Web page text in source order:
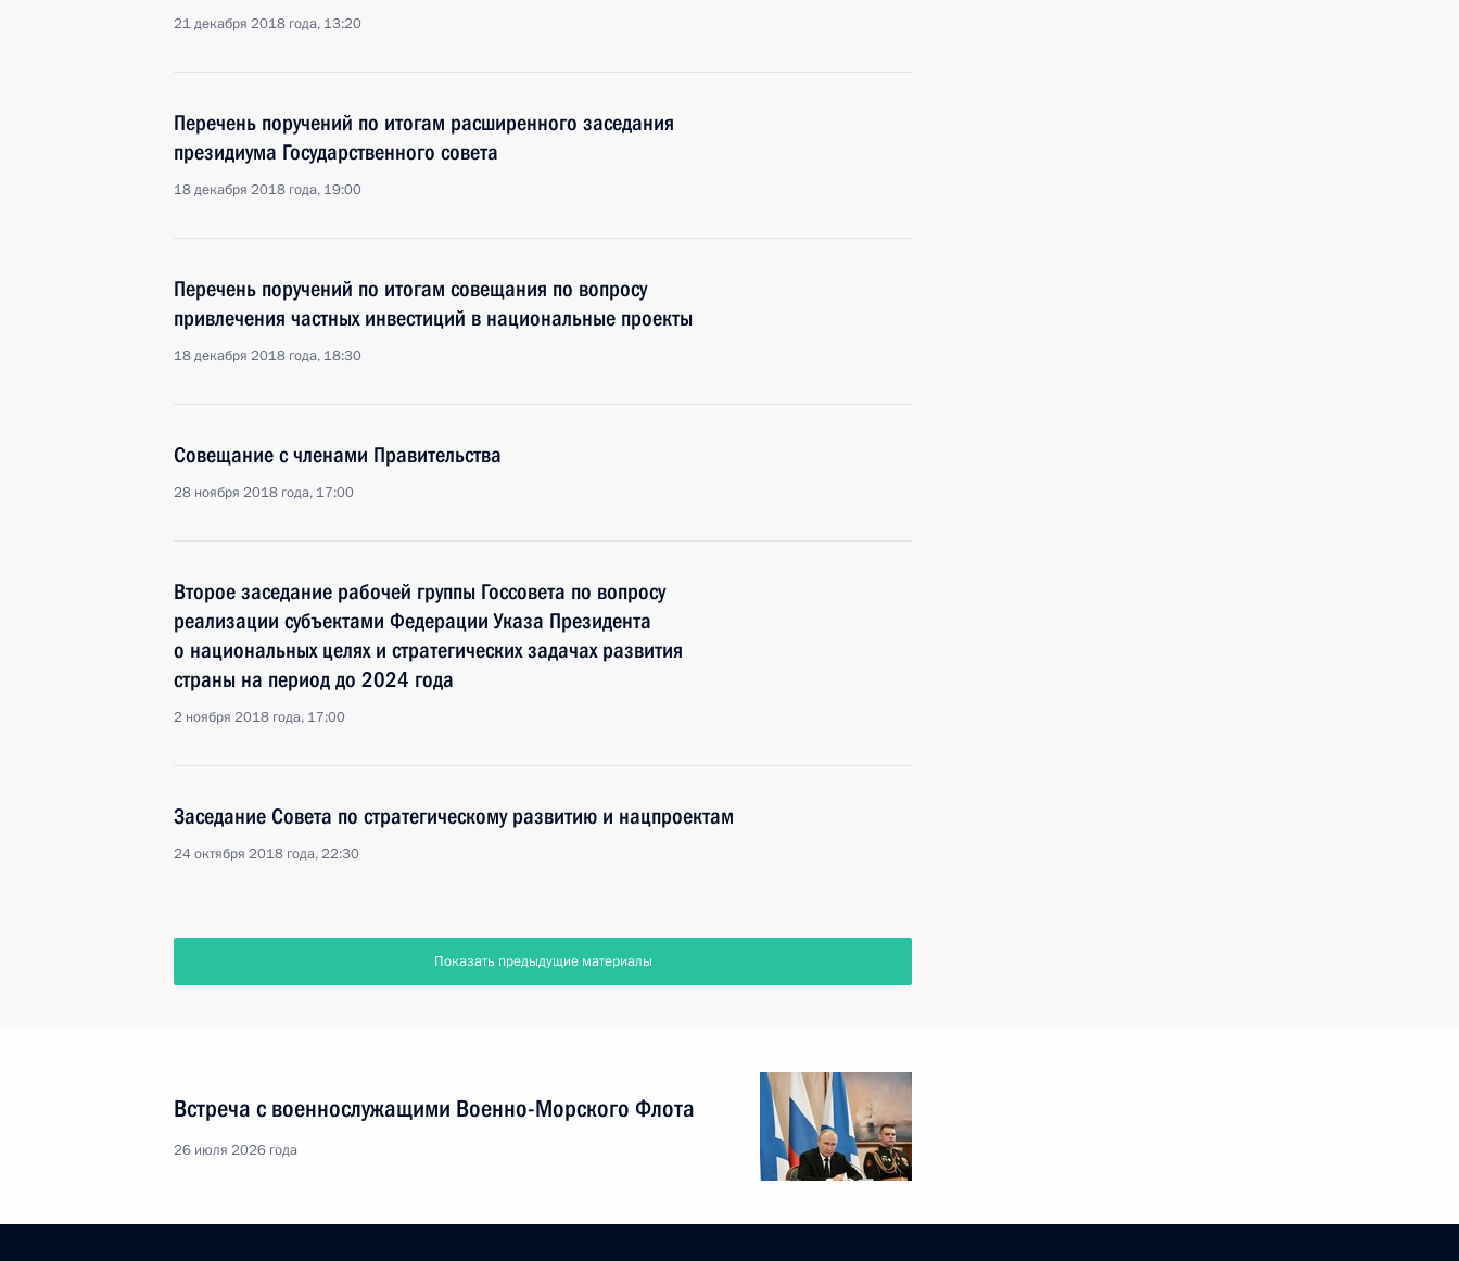
21 декабря 2018 года, 13:20
Перечень поручений по итогам расширенного заседания
президиума Государственного совета
18 декабря 2018 года, 19:00
Перечень поручений по итогам совещания по вопросу
привлечения частных инвестиций в национальные проекты
18 декабря 2018 года, 18:30
Совещание с членами Правительства
28 ноября 2018 года, 17:00
Второе заседание рабочей группы Госсовета по вопросу
реализации субъектами Федерации Указа Президента
о национальных целях и стратегических задачах развития
страны на период до 2024 года
2 ноября 2018 года, 17:00
Заседание Совета по стратегическому развитию и нацпроектам
24 октября 2018 года, 22:30
Показать предыдущие материалы
Встреча с военнослужащими Военно-Морского Флота
26 июля 2026 года